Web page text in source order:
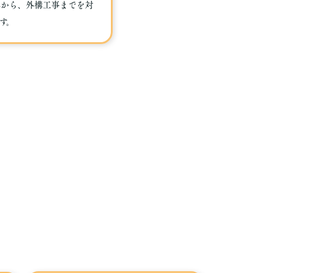
ら、外構工事までを対
。